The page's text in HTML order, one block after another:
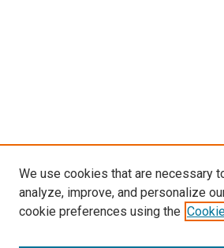
We use cookies that are necessary
analyze, improve, and personalize
cookie preferences using the